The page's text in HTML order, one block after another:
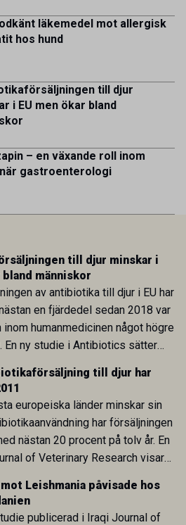
läkemedel mot allergisk
hos hund
till djur
i EU men ökar bland
– en växande roll inom
gastroenterologi
till djur minskar i
bland människor
av antibiotika till djur i EU har
en fjärdedel sedan 2018 var
humanmedicinen något högre
En ny studie i Antibiotics sätter
de båda sektorerna sida vid
en obalans i EU:s One Health-
till djur har
europeiska länder minskar sin
har försäljningen
nästan 20 procent på tolv år. En
of Veterinary Research visar
lågförbrukarländer som
stor.
Leishmania påvisade hos
publicerad i Iraqi Journal of